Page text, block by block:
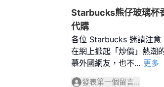
Starbucks熊仔玻璃杯
代購
各位 Starbucks 迷請注意
在網上掀起「炒價」熱潮
慕外國網友，也不... 更多
發表第一個留言...